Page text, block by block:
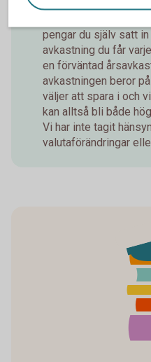
pengar du själv satt
avkastning du får
en förväntad
avkastningen beror
väljer att spara i och
kan alltså bli både
Vi har inte tagit
valutaförändringar